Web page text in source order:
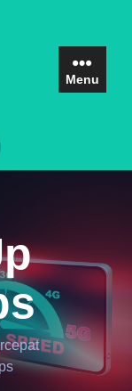
Menu